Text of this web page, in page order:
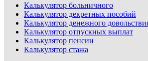
Калькулятор больничного
Калькулятор декретных пособий
Калькулятор денежного
Калькулятор отпускных выплат
Калькулятор пенсии
Калькулятор стажа